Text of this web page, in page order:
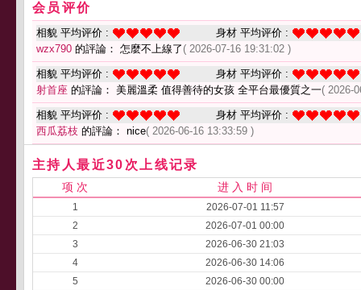
会员评价
相貌 平均评价 :
身材 平均评价 :
wzx790 的評論： 怎麼不上線了 ( 2026-07-16 19:31:02 )
相貌 平均评价 :
身材 平均评价 :
射首座 的評論： 美麗溫柔 值得善待的女孩 全平台最優質之一( 2026-
相貌 平均评价 :
身材 平均评价 :
西瓜荔枝 的評論： nice( 2026-06-16 13:33:59 )
主持人最近30次上线记录
项 次 进 入 时 间
1
2026-07-01 11:57
2
2026-07-01 00:00
3
2026-06-30 21:03
4
2026-06-30 14:06
5
2026-06-30 00:00